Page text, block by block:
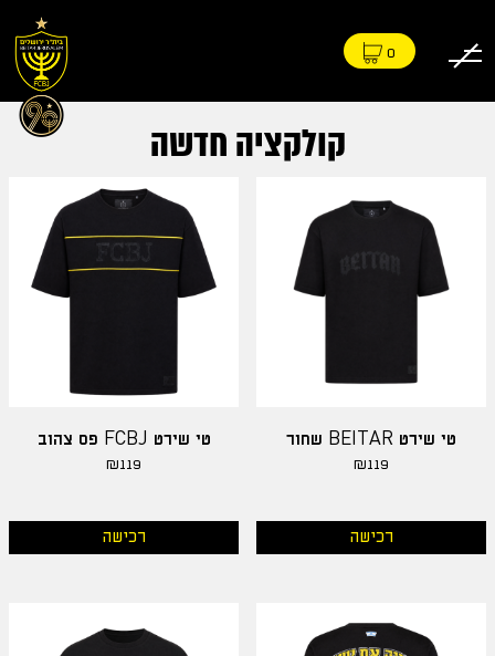
0
קולקציה חדשה
טי שירט BEITAR שחור
₪119
רכישה
טי שירט FCBJ פס צהוב
₪119
רכישה